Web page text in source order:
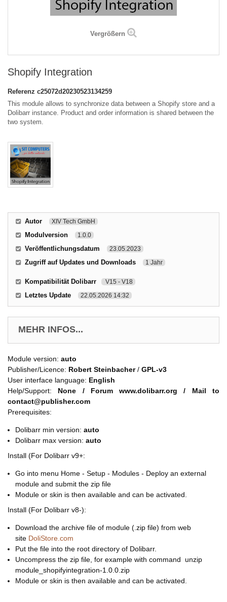
Vergrößern
Shopify Integration
Referenz c25072d20230523134259
This module allows to synchronize data between a Shopify store and a
Dolibarr instance. Product and order information is shared between the
two system.
Autor XIV Tech GmbH
Modulversion 1.0.0
Veröffentlichungsdatum 23.05.2023
Zugriff auf Updates und Downloads 1 Jahr
Kompatibilität Dolibarr V15 - V18
Letztes Update 22.05.2026 14:32
MEHR INFOS...
Module version: auto
Publisher/Licence: Robert Steinbacher/ GPL-v3
User interface language: English
Help/Support: None / Forum www.dolibarr.org / Mail to
contact@publisher.com
Prerequisites:
Dolibarr min version: auto
Dolibarr max version: auto
Install (For Dolibarr v9+:
Go into menu Home - Setup - Modules - Deploy an external
module and submit the zip file
Module or skin is then available and can be activated.
Install (For Dolibarr v8-):
Download the archive file of module (.zip file) from web
site DoliStore.com
Put the file into the root directory of Dolibarr.
Uncompress the zip file, for example with command unzip
module_shopifyintegration-1.0.0.zip
Module or skin is then available and can be activated.